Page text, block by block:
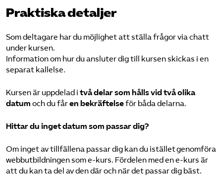
Praktiska detaljer
Som deltagare har du möjlighet att ställa frågor via chatt
under kursen.
Information om hur du ansluter dig till kursen skickas i en
separat kallelse.
Kursen är uppdelad i två delar som hålls vid två olika
datum och du fåren bekräftelseför båda delarna.
Hittar du inget datum som passar dig?
Om inget av tillfällena passar dig kan du istället genomföra
webbutbildningen som e-kurs. Fördelen med en e-kurs är
att du kan ta del av den där och när det passar dig bäst.